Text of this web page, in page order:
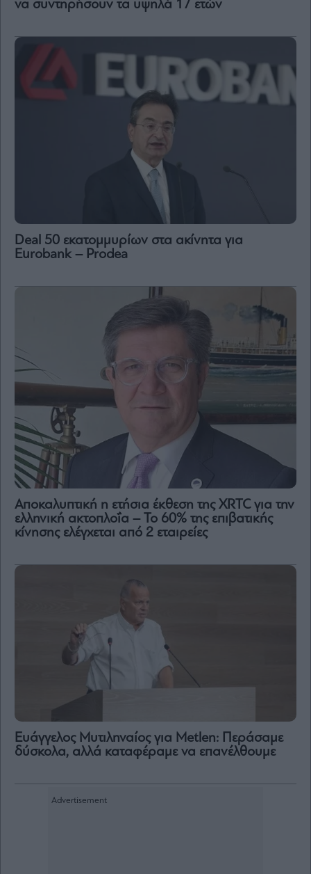
να συντηρήσουν τα υψηλά 17 ετών
Deal 50 εκατομμυρίων στα ακίνητα για
Eurobank – Prodea
Αποκαλυπτική η ετήσια έκθεση της XRTC για την
ελληνική ακτοπλοΐα – Το 60% της επιβατικής
κίνησης ελέγχεται από 2 εταιρείες
Eυάγγελος Μυτιληναίος για Metlen: Περάσαμε
δύσκολα, αλλά καταφέραμε να επανέλθουμε